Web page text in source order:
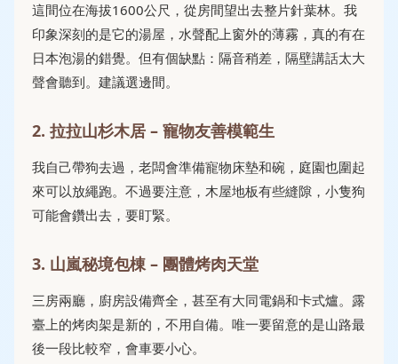
這間位在海拔1600公尺，從房間望出去整片針葉林。我
印象深刻的是它的湯屋，水聲配上窗外的薄霧，真的有在
日本泡湯的錯覺。但有個缺點：隔音稍差，隔壁講話太大
聲會聽到。建議選邊間。
2. 拉拉山杉木居 – 寵物友善模範生
我自己帶狗去過，老闆會準備寵物床墊和碗，庭園也圍起
來可以放繩跑。不過要注意，木屋地板有些縫隙，小隻狗
可能會鑽出去，要盯緊。
3. 山嵐秘境包棟 – 團體烤肉天堂
三房兩廳，廚房設備齊全，甚至有大同電鍋和卡式爐。露
臺上的烤肉架是新的，不用自備。唯一要留意的是山路最
後一段比較窄，會車要小心。